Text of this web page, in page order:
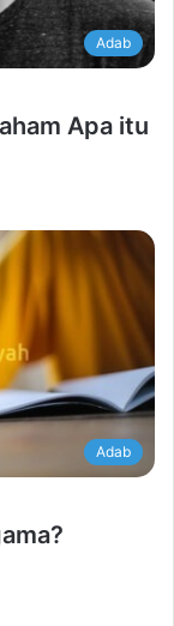
Adab
Apa itu
Adab